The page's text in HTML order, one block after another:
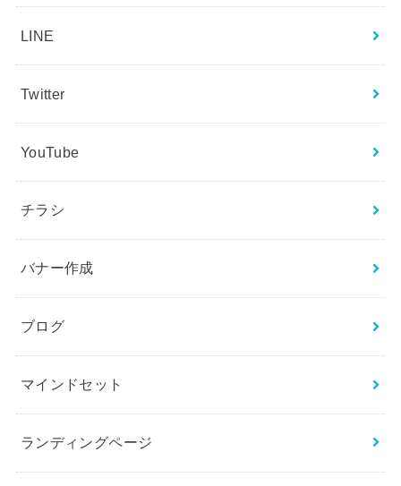
LINE
Twitter
YouTube
チラシ
バナー作成
ブログ
マインドセット
ランディングページ